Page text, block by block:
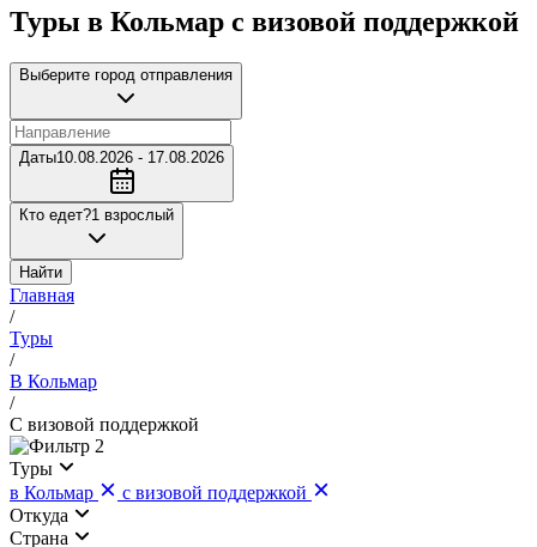
Туры в Кольмар с визовой поддержкой
Выберите город отправления
Даты10.08.2026 - 17.08.2026
Кто едет?1 взрослый
Найти
Главная
/
Туры
/
В Кольмар
/
С визовой поддержкой
2
Туры
в Кольмар
с визовой поддержкой
Откуда
Страна